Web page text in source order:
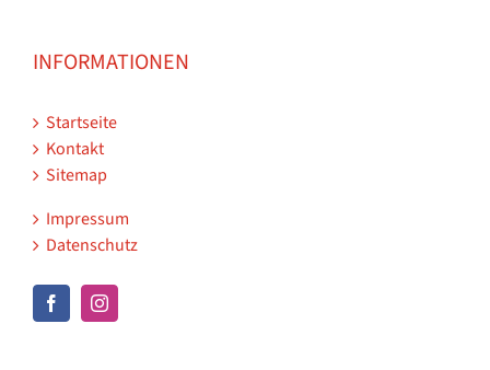
INFORMATIONEN
Startseite
Kontakt
Sitemap
Impressum
Datenschutz